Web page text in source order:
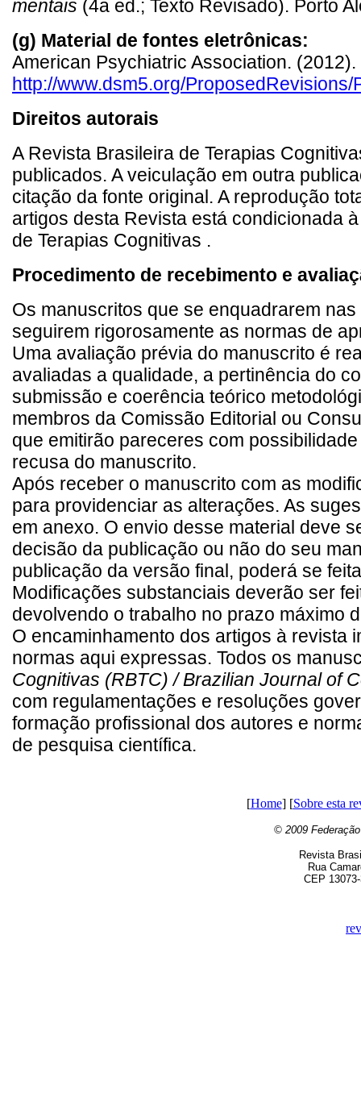
mentais (4a ed.; Texto Revisado). Porto
(g) Material de fontes eletrônicas:
American Psychiatric Association. (2012).
http://www.dsm5.org/
Direitos autorais
A Revista Brasileira de Terapias
publicados. A veiculação em outra
citação da fonte original. A reprodução
artigos desta Revista está condicionada
de Terapias Cognitivas .
Procedimento de recebimento e
Os manuscritos que se enquadrarem
seguirem rigorosamente as normas de
Uma avaliação prévia do manuscrito é
avaliadas a qualidade, a pertinência do
submissão e coerência teórico
membros da Comissão Editorial ou
que emitirão pareceres com
recusa do manuscrito.
Após receber o manuscrito com as
para providenciar as alterações. As
em anexo. O envio desse material deve
decisão da publicação ou não do seu
publicação da versão final, poderá se
Modificações substanciais deverão ser
devolvendo o trabalho no prazo máximo
O encaminhamento dos artigos à revista
normas aqui expressas. Todos os
Cognitivas (RBTC) / Brazilian Journal of
com regulamentações e resoluções
formação profissional dos autores e
de pesquisa científica.
[Home] [Sobre esta
© 2009
Revista
Rua
CEP